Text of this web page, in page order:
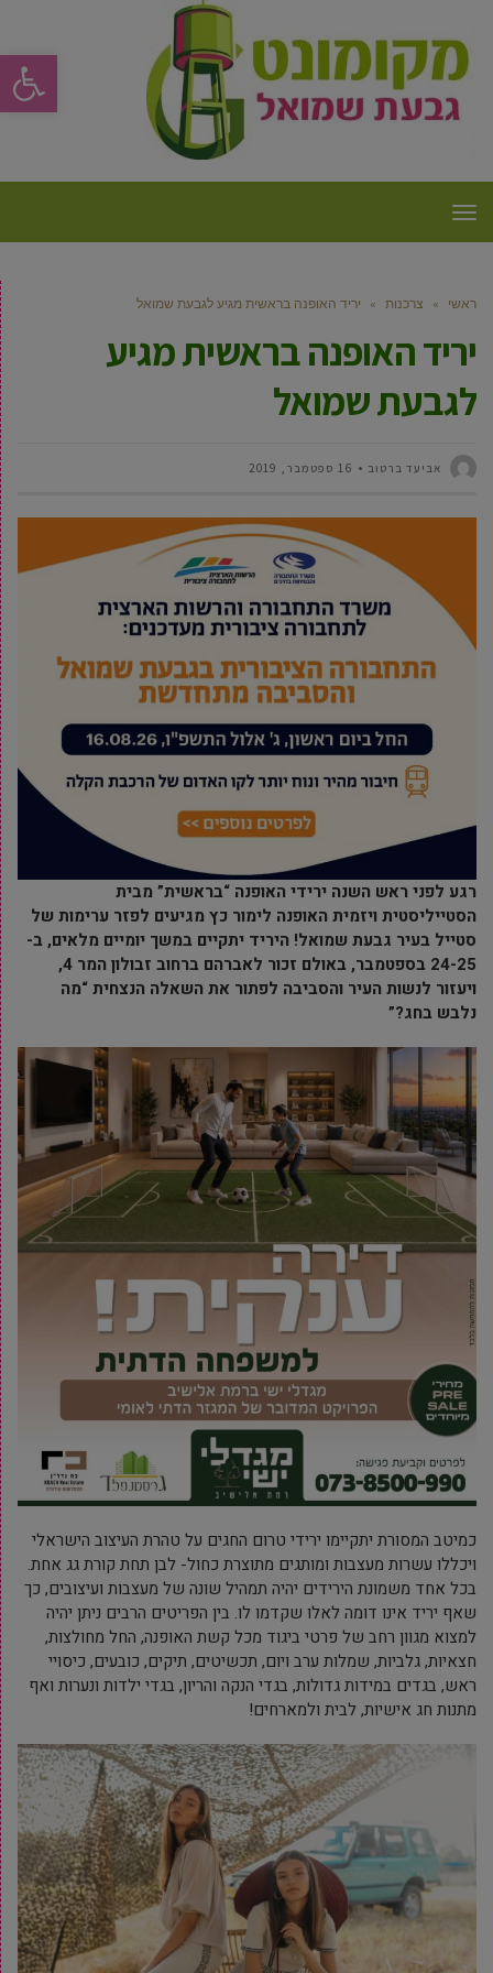
פתח
תפריט
ראשי » צרכנות » יריד האופנה בראשית מגיע לגבעת שמואל
יריד האופנה בראשית מגיע
לגבעת שמואל
אביעד ברטוב 16 ספטמבר, 2019
רגע לפני ראש השנה ירידי האופנה “בראשית” מבית
הסטייליסטית ויזמית האופנה לימור כץ מגיעים לפזר ערימות של
סטייל בעיר גבעת שמואל! היריד יתקיים במשך יומיים מלאים, ב-
24-25 בספטמבר, באולם זכור לאברהם ברחוב זבולון המר 4,
ויעזור לנשות העיר והסביבה לפתור את השאלה הנצחית “מה
נלבש בחג?”
כמיטב המסורת יתקיימו ירידי טרום החגים על טהרת העיצוב הישראלי
ויכללו עשרות מעצבות ומותגים מתוצרת כחול- לבן תחת קורת גג אחת.
בכל אחד משמונת הירידים יהיה תמהיל שונה של מעצבות ועיצובים, כך
שאף יריד אינו דומה לאלו שקדמו לו. בין הפריטים הרבים ניתן יהיה
למצוא מגוון רחב של פרטי ביגוד מכל קשת האופנה, החל מחולצות,
חצאיות, גלביות, שמלות ערב ויום, תכשיטים, תיקים, כובעים, כיסויי
ראש, בגדים במידות גדולות, בגדי הנקה והריון, בגדי ילדות ונערות ואף
מתנות חג אישיות, לבית ולמארחים!